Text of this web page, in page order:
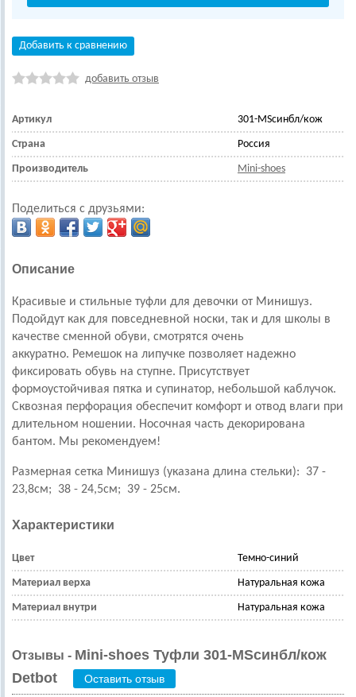
Добавить к сравнению
добавить отзыв
Артикул 301-MSсинбл/кож
Страна Россия
Производитель Mini-shoes
Поделиться с друзьями:
Описание
Красивые и стильные туфли для девочки от Минишуз.
Подойдут как для повседневной носки, так и для школы в
качестве сменной обуви, смотрятся очень
аккуратно. Ремешок на липучке позволяет надежно
фиксировать обувь на ступне. Присутствует
формоустойчивая пятка и супинатор, небольшой каблучок.
Сквозная перфорация обеспечит комфорт и отвод влаги при
длительном ношении. Носочная часть декорирована
бантом. Мы рекомендуем!
Размерная сетка Минишуз (указана длина стельки): 37 -
23,8см; 38 - 24,5см; 39 - 25см.
Характеристики
Цвет Темно-синий
Материал верха Натуральная кожа
Материал внутри Натуральная кожа
Отзывы - Mini-shoes Туфли 301-MSсинбл/кож
Detbot
Оставить отзыв